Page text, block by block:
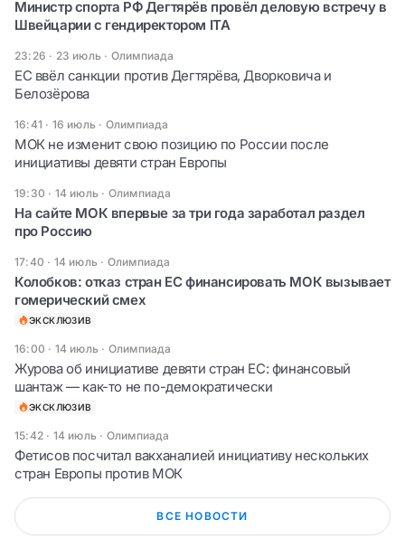
Министр спорта РФ Дегтярёв провёл деловую встречу в
Швейцарии с гендиректором ITA
23:26 · 23 июль · Олимпиада
ЕС ввёл санкции против Дегтярёва, Дворковича и
Белозёрова
16:41 · 16 июль · Олимпиада
МОК не изменит свою позицию по России после
инициативы девяти стран Европы
19:30 · 14 июль · Олимпиада
На сайте МОК впервые за три года заработал раздел
про Россию
17:40 · 14 июль · Олимпиада
Колобков: отказ стран ЕС финансировать МОК вызывает
гомерический смех
ЭКСКЛЮЗИВ
16:00 · 14 июль · Олимпиада
Журова об инициативе девяти стран ЕС: финансовый
шантаж — как-то не по-демократически
ЭКСКЛЮЗИВ
15:42 · 14 июль · Олимпиада
Фетисов посчитал вакханалией инициативу нескольких
стран Европы против МОК
ВСЕ НОВОСТИ